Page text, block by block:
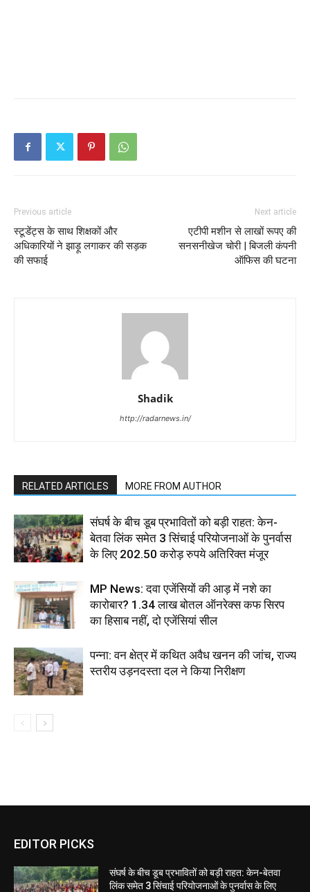
Previous article
स्टूडेंट्स के साथ शिक्षकों और
अधिकारियों ने झाड़ू लगाकर की सड़क
की सफाई
Next article
एटीपी मशीन से लाखों रूपए की
सनसनीखेज चोरी | बिजली कंपनी
ऑफिस की घटना
Shadik
http://radarnews.in/
RELATED ARTICLES MORE FROM AUTHOR
संघर्ष के बीच डूब प्रभावितों को बड़ी राहत: केन-
बेतवा लिंक समेत 3 सिंचाई परियोजनाओं के पुनर्वास
के लिए 202.50 करोड़ रुपये अतिरिक्त मंजूर
MP News: दवा एजेंसियों की आड़ में नशे का
कारोबार? 1.34 लाख बोतल ऑनरेक्स कफ सिरप
का हिसाब नहीं, दो एजेंसियां सील
पन्ना: वन क्षेत्र में कथित अवैध खनन की जांच, राज्य
स्तरीय उड़नदस्ता दल ने किया निरीक्षण
EDITOR PICKS
संघर्ष के बीच डूब प्रभावितों को बड़ी राहत: केन-बेतवा
लिंक समेत 3 सिंचाई परियोजनाओं के पुनर्वास के लिए